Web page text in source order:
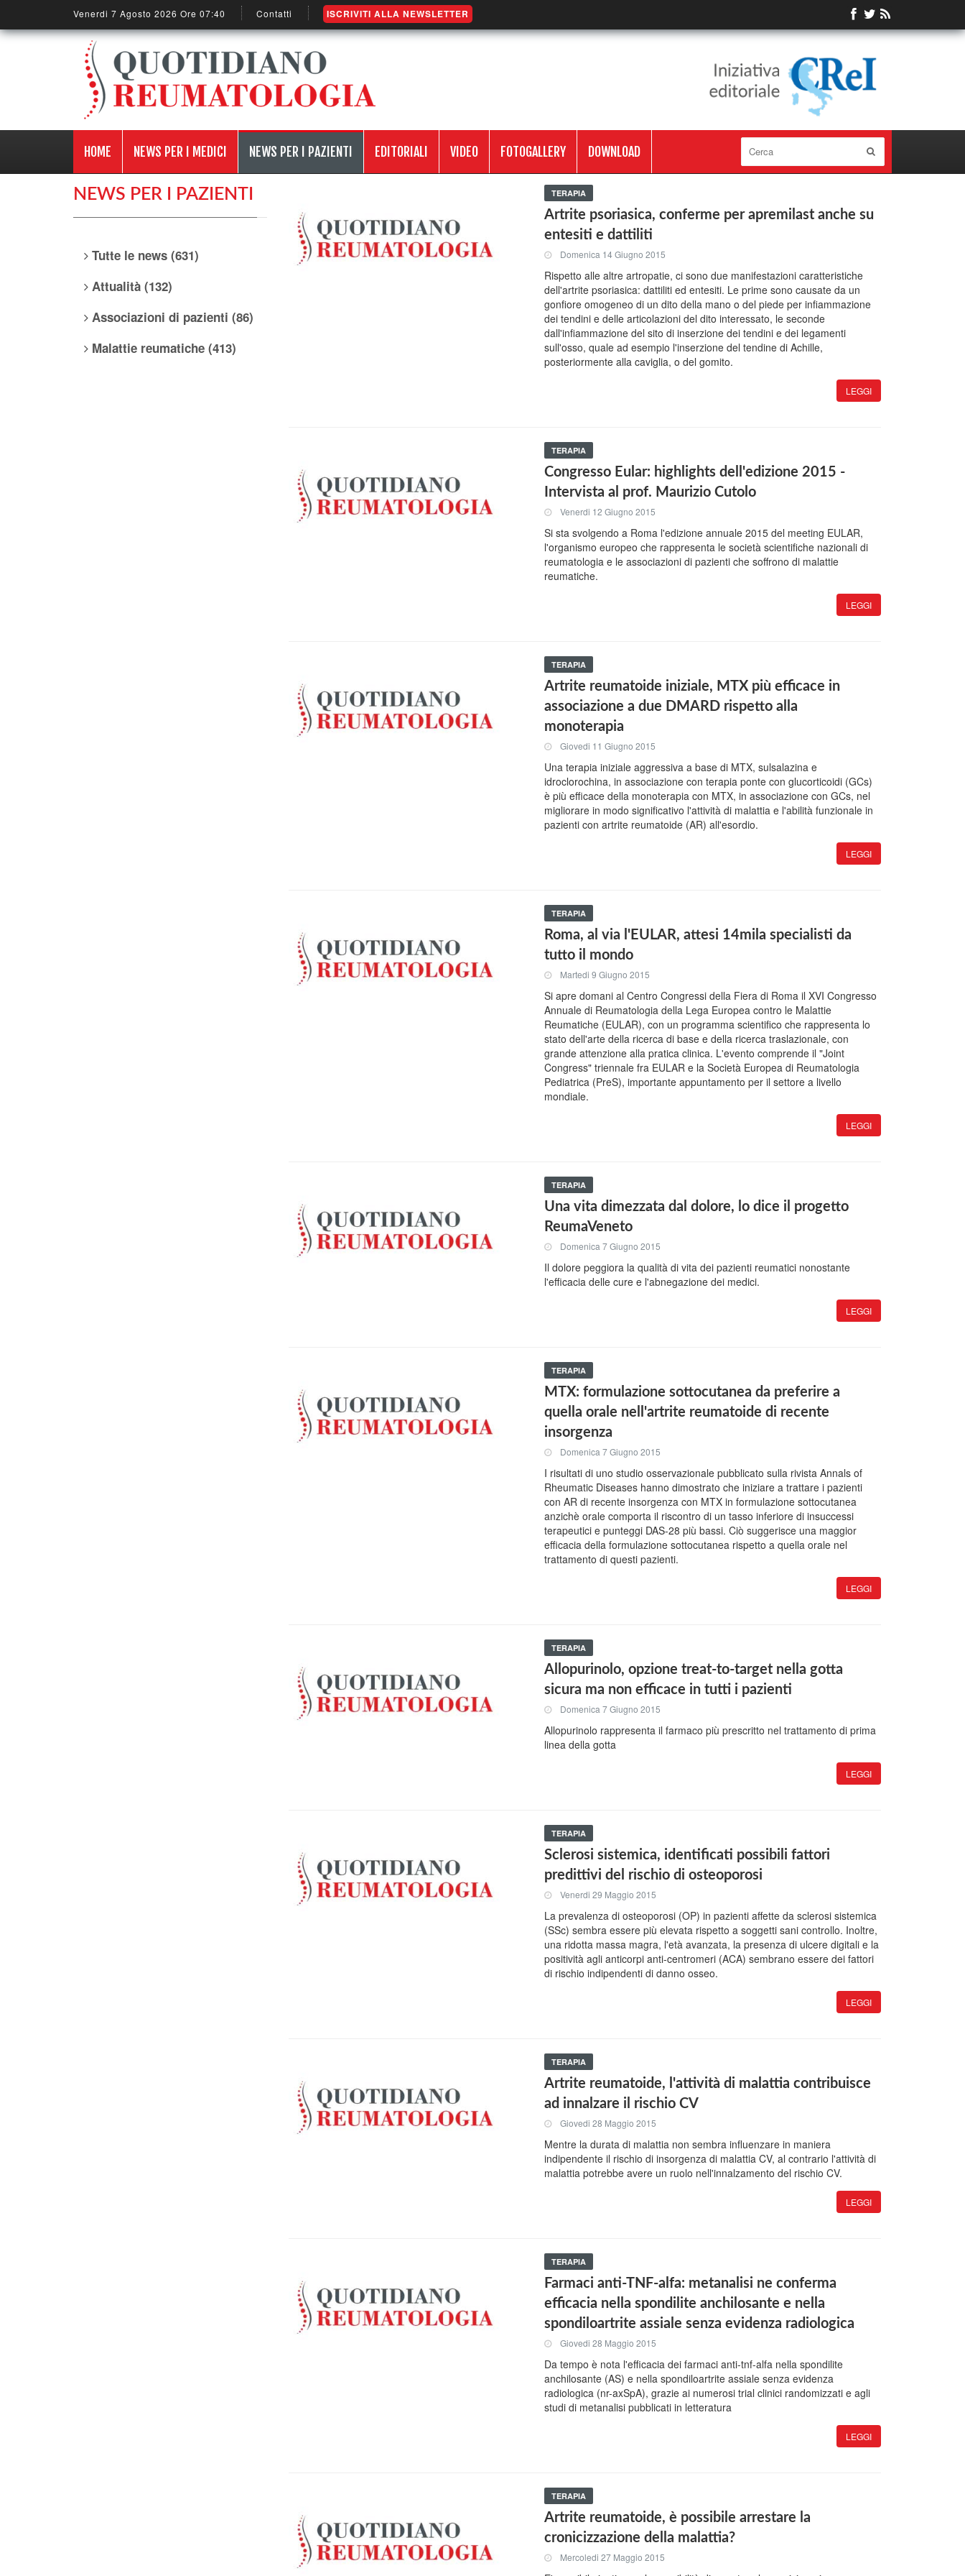
Venerdi 7 Agosto 2026 Ore 07:40 Contatti ISCRIVITI ALLA NEWSLETTER
HOME NEWS PER I MEDICI NEWS PER I PAZIENTI EDITORIALI VIDEO FOTOGALLERY DOWNLOAD
NEWS PER I PAZIENTI
Tutte le news (631)
Attualità (132)
Associazioni di pazienti (86)
Malattie reumatiche (413)
TERAPIA
Artrite psoriasica, conferme per apremilast anche su
entesiti e dattiliti
Domenica 14 Giugno 2015
Rispetto alle altre artropatie, ci sono due manifestazioni caratteristiche
dell'artrite psoriasica: dattiliti ed entesiti. Le prime sono causate da un
gonfiore omogeneo di un dito della mano o del piede per infiammazione
dei tendini e delle articolazioni del dito interessato, le seconde
dall'infiammazione del sito di inserzione dei tendini e dei legamenti
sull'osso, quale ad esempio l'inserzione del tendine di Achille,
posteriormente alla caviglia, o del gomito.
LEGGI
TERAPIA
Congresso Eular: highlights dell'edizione 2015 -
Intervista al prof. Maurizio Cutolo
Venerdi 12 Giugno 2015
Si sta svolgendo a Roma l'edizione annuale 2015 del meeting EULAR,
l'organismo europeo che rappresenta le società scientifiche nazionali di
reumatologia e le associazioni di pazienti che soffrono di malattie
reumatiche.
LEGGI
TERAPIA
Artrite reumatoide iniziale, MTX più efficace in
associazione a due DMARD rispetto alla
monoterapia
Giovedi 11 Giugno 2015
Una terapia iniziale aggressiva a base di MTX, sulsalazina e
idroclorochina, in associazione con terapia ponte con glucorticoidi (GCs)
è più efficace della monoterapia con MTX, in associazione con GCs, nel
migliorare in modo significativo l'attività di malattia e l'abilità funzionale in
pazienti con artrite reumatoide (AR) all'esordio.
LEGGI
TERAPIA
Roma, al via l'EULAR, attesi 14mila specialisti da
tutto il mondo
Martedi 9 Giugno 2015
Si apre domani al Centro Congressi della Fiera di Roma il XVI Congresso
Annuale di Reumatologia della Lega Europea contro le Malattie
Reumatiche (EULAR), con un programma scientifico che rappresenta lo
stato dell'arte della ricerca di base e della ricerca traslazionale, con
grande attenzione alla pratica clinica. L'evento comprende il "Joint
Congress" triennale fra EULAR e la Società Europea di Reumatologia
Pediatrica (PreS), importante appuntamento per il settore a livello
mondiale.
LEGGI
TERAPIA
Una vita dimezzata dal dolore, lo dice il progetto
ReumaVeneto
Domenica 7 Giugno 2015
Il dolore peggiora la qualità di vita dei pazienti reumatici nonostante
l'efficacia delle cure e l'abnegazione dei medici.
LEGGI
TERAPIA
MTX: formulazione sottocutanea da preferire a
quella orale nell'artrite reumatoide di recente
insorgenza
Domenica 7 Giugno 2015
I risultati di uno studio osservazionale pubblicato sulla rivista Annals of
Rheumatic Diseases hanno dimostrato che iniziare a trattare i pazienti
con AR di recente insorgenza con MTX in formulazione sottocutanea
anzichè orale comporta il riscontro di un tasso inferiore di insuccessi
terapeutici e punteggi DAS-28 più bassi. Ciò suggerisce una maggior
efficacia della formulazione sottocutanea rispetto a quella orale nel
trattamento di questi pazienti.
LEGGI
TERAPIA
Allopurinolo, opzione treat-to-target nella gotta
sicura ma non efficace in tutti i pazienti
Domenica 7 Giugno 2015
Allopurinolo rappresenta il farmaco più prescritto nel trattamento di prima
linea della gotta
LEGGI
TERAPIA
Sclerosi sistemica, identificati possibili fattori
predittivi del rischio di osteoporosi
Venerdi 29 Maggio 2015
La prevalenza di osteoporosi (OP) in pazienti affette da sclerosi sistemica
(SSc) sembra essere più elevata rispetto a soggetti sani controllo. Inoltre,
una ridotta massa magra, l'età avanzata, la presenza di ulcere digitali e la
positività agli anticorpi anti-centromeri (ACA) sembrano essere dei fattori
di rischio indipendenti di danno osseo.
LEGGI
TERAPIA
Artrite reumatoide, l'attività di malattia contribuisce
ad innalzare il rischio CV
Giovedi 28 Maggio 2015
Mentre la durata di malattia non sembra influenzare in maniera
indipendente il rischio di insorgenza di malattia CV, al contrario l'attività di
malattia potrebbe avere un ruolo nell'innalzamento del rischio CV.
LEGGI
TERAPIA
Farmaci anti-TNF-alfa: metanalisi ne conferma
efficacia nella spondilite anchilosante e nella
spondiloartrite assiale senza evidenza radiologica
Giovedi 28 Maggio 2015
Da tempo è nota l'efficacia dei farmaci anti-tnf-alfa nella spondilite
anchilosante (AS) e nella spondiloartrite assiale senza evidenza
radiologica (nr-axSpA), grazie ai numerosi trial clinici randomizzati e agli
studi di metanalisi pubblicati in letteratura
LEGGI
TERAPIA
Artrite reumatoide, è possibile arrestare la
cronicizzazione della malattia?
Mercoledi 27 Maggio 2015